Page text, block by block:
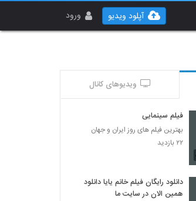
ورود آپلود ویدیو
ویدیوهای کانال
فیلم سینمایی
بهترین فیلم های روز ایران و جهان
۲۲ بازدید
دانلود رایگان فیلم خانم یایا دانلود
همین الان در سایت ما